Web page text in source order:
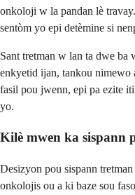
onkoloji w la pandan lè
sentòm yo epi detèmine si
Sant tretman w lan ta dwe ba
enkyetid ijan, tankou nimewo
fasil pou jwenn, epi pa ezite
yo.
Kilè mwen ka sispann
Desizyon pou sispann
onkolojis ou a ki baze sou